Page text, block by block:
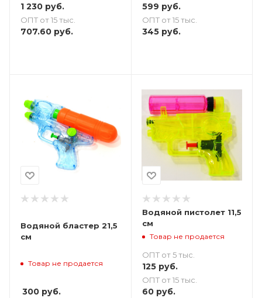
1 230 руб.
ОПТ от 15 тыс.
707.60 руб.
599 руб.
ОПТ от 15 тыс.
345руб.
Водяной бластер 21,5
см
Товар не продается
300 руб.
Водяной пистолет 11,5
см
Товар не продается
ОПТ от 5 тыс.
125руб.
ОПТ от 15 тыс.
60руб.